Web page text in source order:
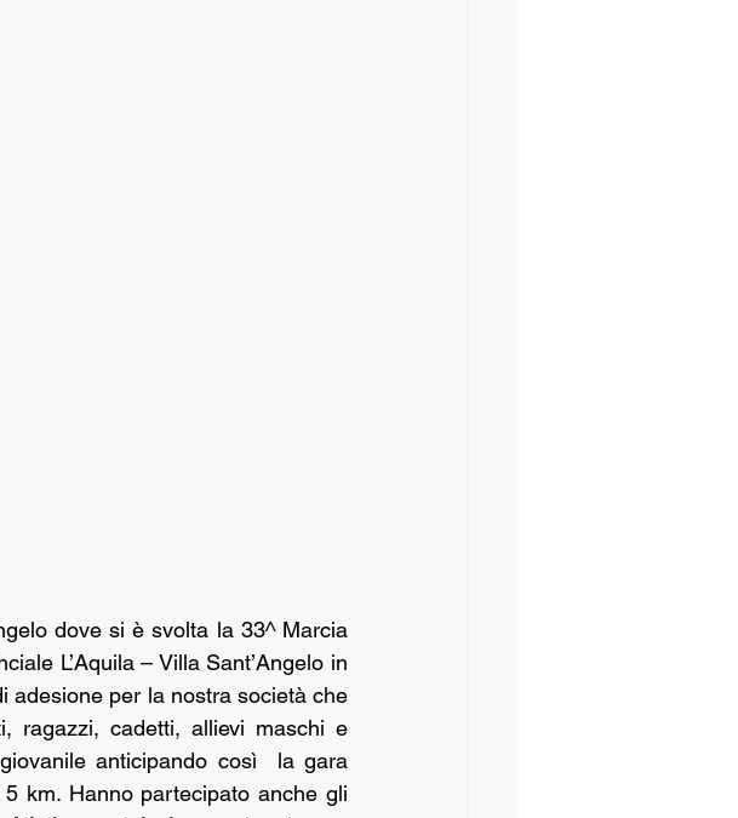
dove si è svolta la 33^ Marcia
L’Aquila – Villa Sant’Angelo in
adesione per la nostra società che
ragazzi, cadetti, allievi maschi e
anticipando così  la gara
km. Hanno partecipato anche gli